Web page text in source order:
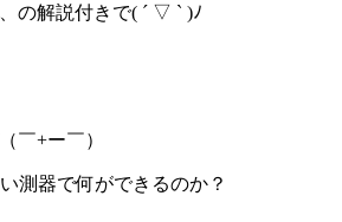
の解説付きで( ´ ▽ ` )ﾉ
￣+ー￣）
測器で何ができるのか？